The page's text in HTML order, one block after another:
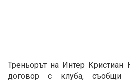
Треньорът на Интер
договор с клуба, съобщи